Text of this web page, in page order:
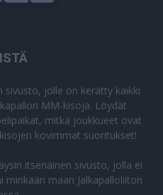
sivusto, jolle on kerätty kaikki
MM-kisoja. Löydät
mitkä joukkueet ovat
kovimmat suoritukset!
itsenäinen sivusto, jolla ei
maan Jalkapalloliiton